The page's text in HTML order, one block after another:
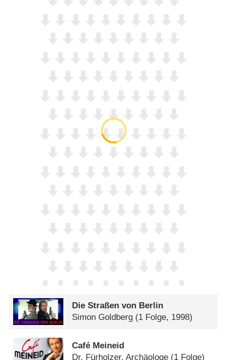
Die Straßen von Berlin
Simon Goldberg (1 Folge, 1998)
Café Meineid
Dr. Fürholzer, Archäologe (1 Folge)